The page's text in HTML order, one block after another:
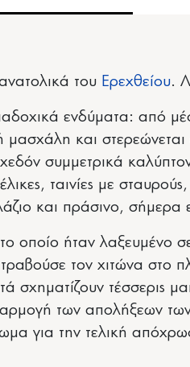
του Ερεχθείου.
ενδύματα: από
και
συμμετρικά
ταινίες με σταυρούς,
και πράσινο, σήμερα
οποίο ήταν
τον χιτώνα στο
σχηματίζουν τέσσερις
των απολήξεων
για την τελική